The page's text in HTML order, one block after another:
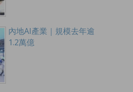
內地AI產業｜規模去年逾
1.2萬億